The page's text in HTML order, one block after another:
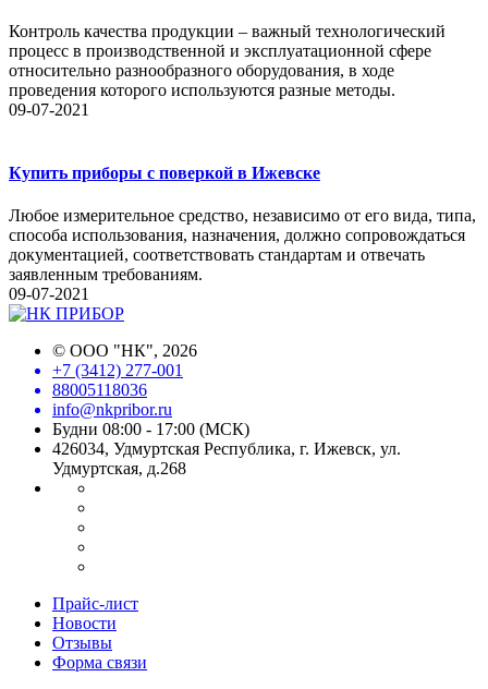
Контроль качества продукции – важный технологический
процесс в производственной и эксплуатационной сфере
относительно разнообразного оборудования, в ходе
проведения которого используются разные методы.
09-07-2021
Купить приборы с поверкой в Ижевске
Любое измерительное средство, независимо от его вида, типа,
способа использования, назначения, должно сопровождаться
документацией, соответствовать стандартам и отвечать
заявленным требованиям.
09-07-2021
© ООО "НК", 2026
+7 (3412) 277-001
88005118036
info@nkpribor.ru
Будни 08:00 - 17:00 (МСК)
426034, Удмуртская Республика, г. Ижевск, ул.
Удмуртская, д.268
Прайс-лист
Новости
Отзывы
Форма связи